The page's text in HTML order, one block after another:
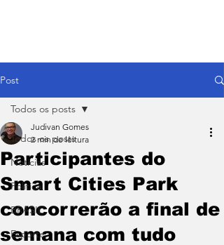
Post
Todos os posts
Notícias
Política
BRASIL
Esporte
Todos os posts
Participantes do
Smart Cities Park
concorrerão a final de
semana com tudo
Judivan Gomes
2 min de leitura